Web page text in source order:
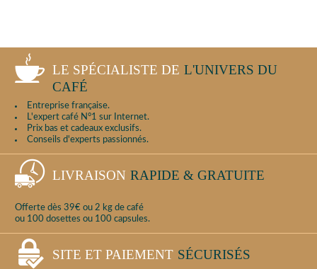
LE SPÉCIALISTE DE L'UNIVERS DU
CAFÉ
Entreprise française.
L'expert café N°1 sur Internet.
Prix bas et cadeaux exclusifs.
Conseils d'experts passionnés.
LIVRAISON RAPIDE & GRATUITE
Offerte dès 39€ ou 2 kg de café
ou 100 dosettes ou 100 capsules.
SITE ET PAIEMENT SÉCURISÉS